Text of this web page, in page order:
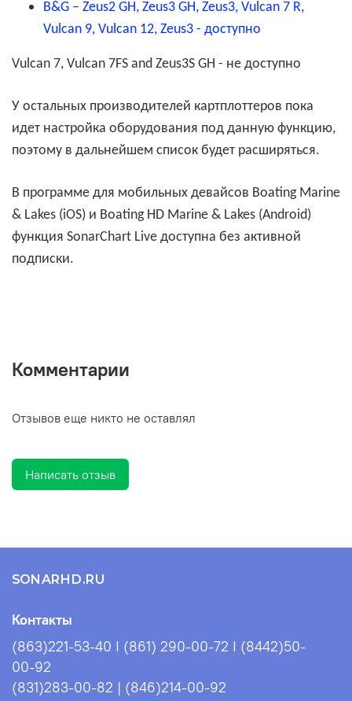
B&G – Zeus2 GH, Zeus3 GH, Zeus3, Vulcan 7 R,
Vulcan 9, Vulcan 12, Zeus3 - доступно
Vulcan 7, Vulcan 7FS and Zeus3S GH - не доступно
У остальных производителей картплоттеров пока
идет настройка оборудования под данную функцию,
поэтому в дальнейшем список будет расширяться.
В программе для мобильных девайсов Boating Marine
& Lakes (iOS) и Boating HD Marine & Lakes (Android)
функция SonarChart Live доступна без активной
подписки.
Комментарии
Отзывов еще никто не оставлял
Написать отзыв
SONARHD.RU
Контакты
(863)221-53-40 I (861) 290-00-72 I (8442)50-
00-92
(831)283-00-82 | (846)214-00-92